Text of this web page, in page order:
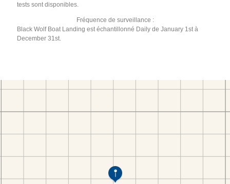
tests sont disponibles.
Fréquence de surveillance :
Black Wolf Boat Landing est échantillonné Daily de January 1st à
December 31st.